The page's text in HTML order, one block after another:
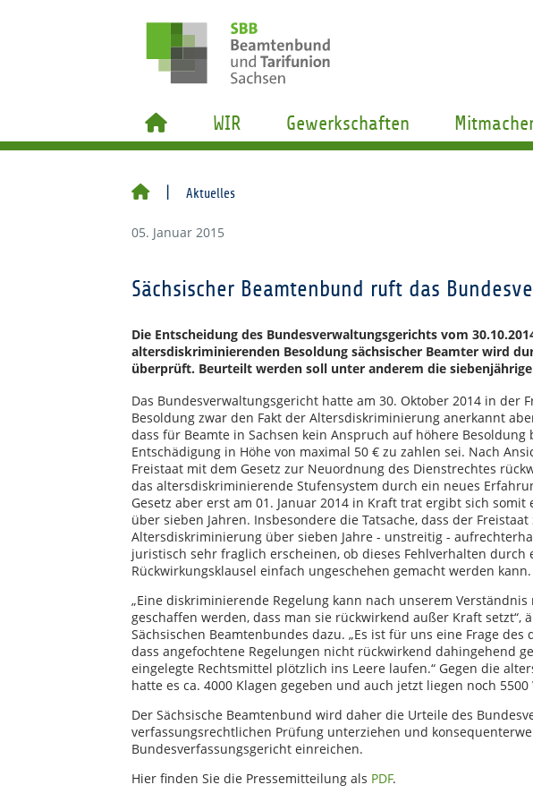
WIR Gewerkschaften
Aktuelles
05. Januar 2015
Sächsischer Beamtenbund ruft das
Die Entscheidung des Bundesverwaltungsgerichts vom
altersdiskriminierenden Besoldung sächsischer Beamter wird
überprüft. Beurteilt werden soll unter anderem die
Das Bundesverwaltungsgericht hatte am 30. Oktober 2014 in der
Besoldung zwar den Fakt der Altersdiskriminierung anerkannt
dass für Beamte in Sachsen kein Anspruch auf höhere
Entschädigung in Höhe von maximal 50 € zu zahlen sei. Nach
Freistaat mit dem Gesetz zur Neuordnung des Dienstrechtes
das altersdiskriminierende Stufensystem durch ein neues
Gesetz aber erst am 01. Januar 2014 in Kraft trat ergibt sich
über sieben Jahren. Insbesondere die Tatsache, dass der
Altersdiskriminierung über sieben Jahre - unstreitig -
juristisch sehr fraglich erscheinen, ob dieses Fehlverhalten durch
Rückwirkungsklausel einfach ungeschehen gemacht werden kann.
„Eine diskriminierende Regelung kann nach unserem
geschaffen werden, dass man sie rückwirkend außer Kraft setzt“,
Sächsischen Beamtenbundes dazu. „Es ist für uns eine Frage des
dass angefochtene Regelungen nicht rückwirkend dahingehend
eingelegte Rechtsmittel plötzlich ins Leere laufen.“ Gegen die
hatte es ca. 4000 Klagen gegeben und auch jetzt liegen noch
Der Sächsische Beamtenbund wird daher die Urteile des
verfassungsrechtlichen Prüfung unterziehen und
Bundesverfassungsgericht einreichen.
Hier finden Sie die Pressemitteilung als PDF.